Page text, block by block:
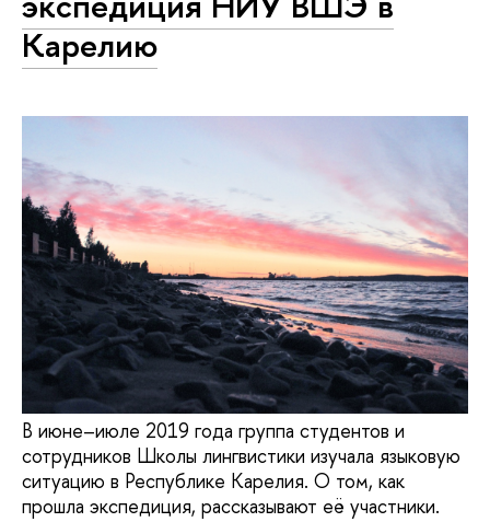
Карелию
В июне–июле 2019 года группа студентов и
сотрудников Школы лингвистики изучала языковую
ситуацию в Республике Карелия. О том, как
прошла экспедиция, рассказывают её участники.